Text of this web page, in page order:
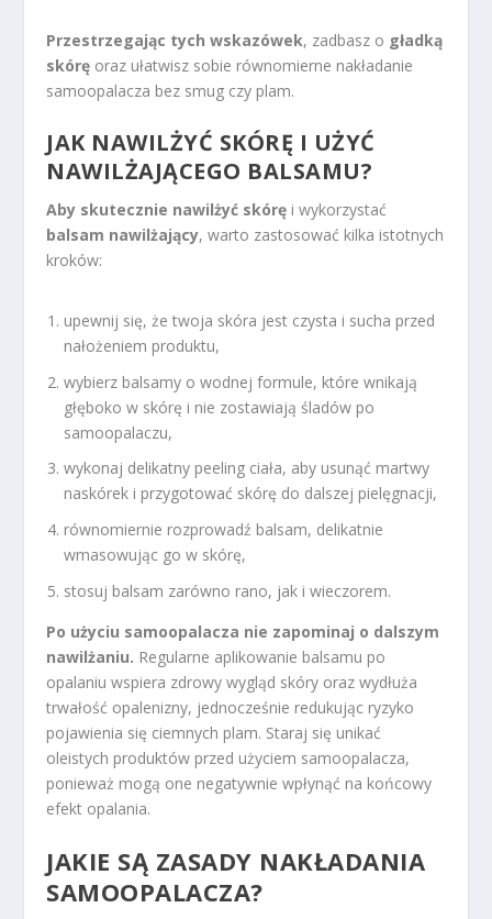
Przestrzegając tych wskazówek, zadbasz o gładką
skórę oraz ułatwisz sobie równomierne nakładanie
samoopalacza bez smug czy plam.
JAK NAWILŻYĆ SKÓRĘ I UŻYĆ
NAWILŻAJĄCEGO BALSAMU?
Aby skutecznie nawilżyć skórę i wykorzystać
balsam nawilżający, warto zastosować kilka istotnych
kroków:
upewnij się, że twoja skóra jest czysta i sucha przed
nałożeniem produktu,
wybierz balsamy o wodnej formule, które wnikają
głęboko w skórę i nie zostawiają śladów po
samoopalaczu,
wykonaj delikatny peeling ciała, aby usunąć martwy
naskórek i przygotować skórę do dalszej pielęgnacji,
równomiernie rozprowadź balsam, delikatnie
wmasowując go w skórę,
stosuj balsam zarówno rano, jak i wieczorem.
Po użyciu samoopalacza nie zapominaj o dalszym
nawilżaniu. Regularne aplikowanie balsamu po
opalaniu wspiera zdrowy wygląd skóry oraz wydłuża
trwałość opalenizny, jednocześnie redukując ryzyko
pojawienia się ciemnych plam. Staraj się unikać
oleistych produktów przed użyciem samoopalacza,
ponieważ mogą one negatywnie wpłynąć na końcowy
efekt opalania.
JAKIE SĄ ZASADY NAKŁADANIA
SAMOOPALACZA?